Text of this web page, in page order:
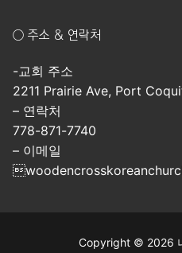
○ 주소 & 연락처
-교회 주소
2211 Prairie Ave, Port
– 연락처
778-871-7740
– 이메일
Copyright © 2026